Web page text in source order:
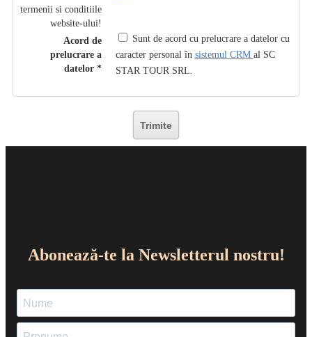
termenii si conditiile
website-ului!
Acord de
prelucrare a
datelor
Sunt de acord cu prelucrare a datelor cu
caracter personal în sistemul CRM al SC
STAR TOUR SRL.
Abonează-te la Newsletterul nostru!